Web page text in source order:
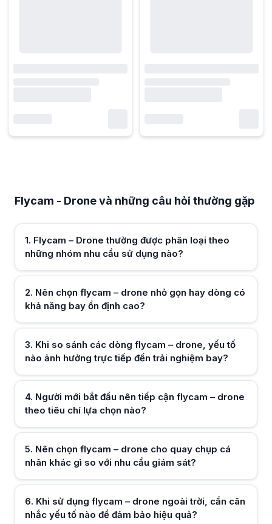
Nên chọn flycam – drone nhỏ gọn hay dòng có khả năng bay ổn định
Khi so sánh các dòng flycam – drone, yếu tố nào ảnh hưởng trực
Trải nghiệm bay của flycam – drone phụ thuộc nhiều vào khả năng
Người mới bắt đầu nên tiếp cận flycam – drone theo tiêu chí lựa chọn
Nên chọn flycam – drone cho quay chụp cá nhân khác gì so với nhu
Khi sử dụng flycam – drone ngoài trời, cần cân nhắc yếu tố nào để
Khi bay ngoài trời, flycam – drone nên được lựa chọn theo khả
Có nên lựa chọn flycam – drone theo nhu cầu hiện tại hay tính đến
Khi đầu tư flycam – drone, việc cân nhắc cả nhu cầu hiện tại và
Flycam - Drone và những câu hỏi thường gặp
1. Flycam – Drone thường được phân loại theo
những nhóm nhu cầu sử dụng nào?
Hữu ích (0)
2. Nên chọn flycam – drone nhỏ gọn hay dòng có
khả năng bay ổn định cao?
Hữu ích (0)
3. Khi so sánh các dòng flycam – drone, yếu tố
nào ảnh hưởng trực tiếp đến trải nghiệm bay?
Hữu ích (0)
4. Người mới bắt đầu nên tiếp cận flycam – drone
theo tiêu chí lựa chọn nào?
Hữu ích (0)
5. Nên chọn flycam – drone cho quay chụp cá
nhân khác gì so với nhu cầu giám sát?
6. Khi sử dụng flycam – drone ngoài trời, cần cân
nhắc yếu tố nào để đảm bảo hiệu quả?